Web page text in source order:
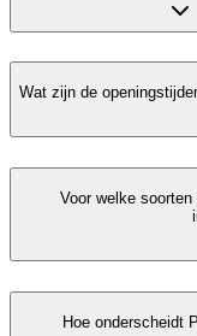
Wat zijn de
Voor welke
Hoe onderscheidt